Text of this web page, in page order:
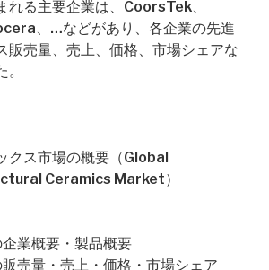
れる主要企業は、CoorsTek、
、…などがあり、各企業の先進
販売量、売上、価格、市場シェアな
クス市場の概要（Global
Ceramics Market）
業概要・製品概要
売量・売上・価格・市場シェア